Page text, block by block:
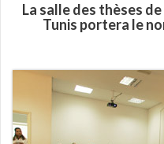
La salle des thèses
Tunis portera le